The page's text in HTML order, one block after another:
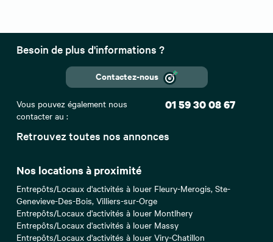
Retrouvez toutes nos annonces
Nos locations à proximité
Entrepôts/Locaux d'activités à louer Fleury-Merogis, Ste-
Genevieve-Des-Bois, Villiers-sur-Orge
Entrepôts/Locaux d'activités à louer Montlhery
Entrepôts/Locaux d'activités à louer Massy
Entrepôts/Locaux d'activités à louer Viry-Chatillon
Besoin de plus d'informations ?
Contactez-nous
Vous pouvez également nous
contacter au :
01 59 30 08 67